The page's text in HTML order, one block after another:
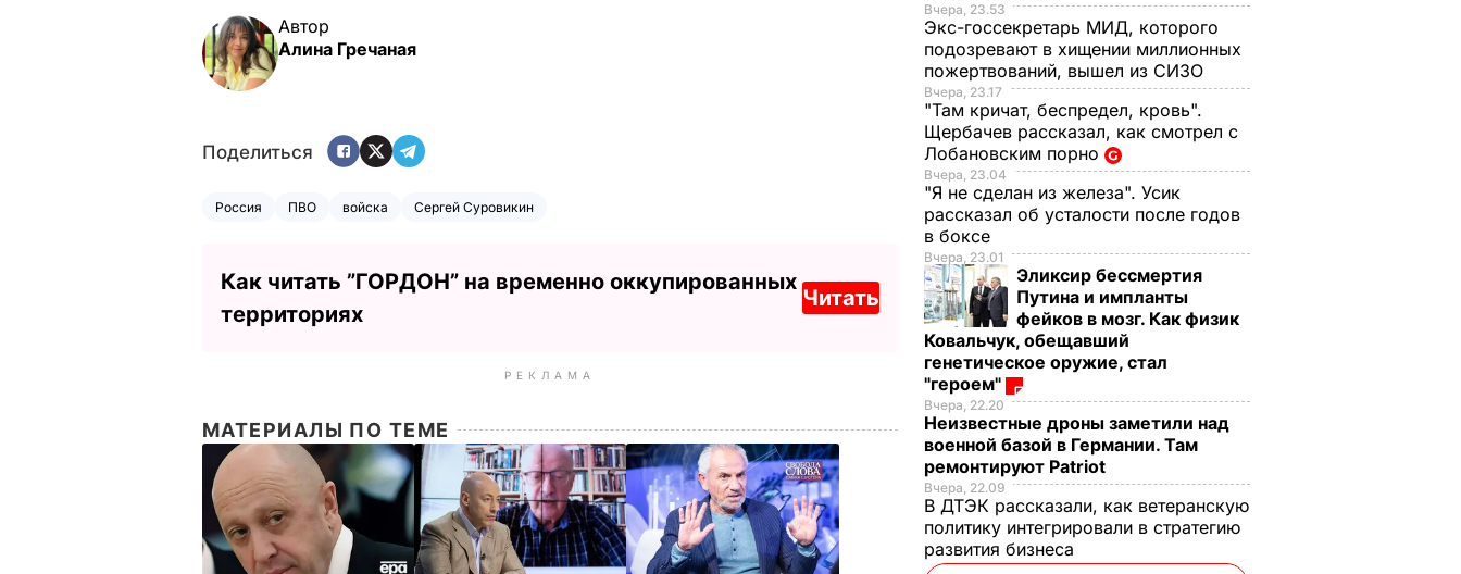
Автор
Алина Гречаная
Поделиться
Россия ПВО войска Сергей Суровикин
Как читать ”ГОРДОН” на временно оккупированных
территориях
Читать
РЕКЛАМА
МАТЕРИАЛЫ ПО ТЕМЕ
Вчера, 23.53
Экс-госсекретарь МИД, которого
подозревают в хищении миллионных
пожертвований, вышел из СИЗО
Вчера, 23.17
"Там кричат, беспредел, кровь".
Щербачев рассказал, как смотрел с
Лобановским порно
Вчера, 23.04
"Я не сделан из железа". Усик
рассказал об усталости после годов
в боксе
Вчера, 23.01
Эликсир бессмертия
Путина и импланты
фейков в мозг. Как физик
Ковальчук, обещавший
генетическое оружие, стал
"героем"
Вчера, 22.20
Неизвестные дроны заметили над
военной базой в Германии. Там
ремонтируют Patriot
Вчера, 22.09
В ДТЭК рассказали, как ветеранскую
политику интегрировали в стратегию
развития бизнеса